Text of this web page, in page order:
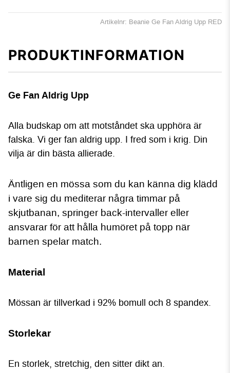
Artikelnr: Beanie Ge Fan Aldrig Upp RED
PRODUKTINFORMATION
Ge Fan Aldrig Upp
Alla budskap om att motståndet ska upphöra är
falska. Vi ger fan aldrig upp. I fred som i krig. Din
vilja är din bästa allierade.
Äntligen en mössa som du kan känna dig klädd
i vare sig du mediterar några timmar på
skjutbanan, springer back-intervaller eller
ansvarar för att hålla humöret på topp när
barnen spelar match.
Material
Mössan är tillverkad i 92% bomull och 8 spandex.
Storlekar
En storlek, stretchig, den sitter dikt an.